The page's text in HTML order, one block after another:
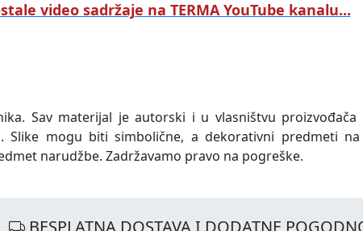
video sadržaje na TERMA YouTube kanalu...
Sav materijal je autorski i u vlasništvu proizvođača
mogu biti simbolične, a dekorativni predmeti
narudžbe. Zadržavamo pravo na pogreške.